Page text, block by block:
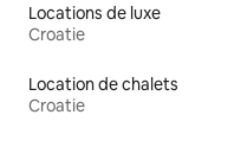
Locations de luxe
Croatie
Location de chalets
Croatie